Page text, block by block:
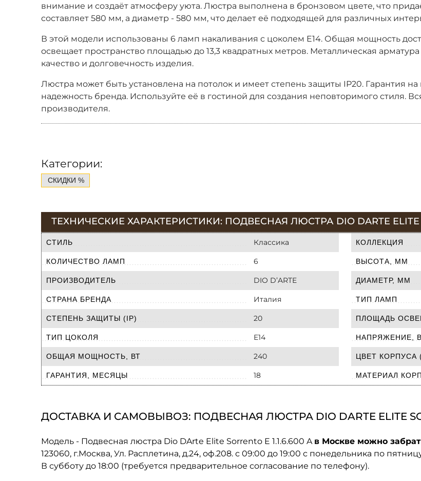
внимание и создаёт атмосферу уюта. Люстра выполнена в бронзовом цвете, что
составляет 580 мм, а диаметр - 580 мм, что делает её подходящей для различных
В этой модели использованы 6 ламп накаливания с цоколем E14. Общая мощность
освещает пространство площадью до 13,3 квадратных метров. Металлическая
качество и долговечность изделия.
Люстра может быть установлена на потолок и имеет степень защиты IP20. Гарантия на
надежность бренда. Используйте её в гостиной для создания неповторимого стиля.
производителя.
Категории:
СКИДКИ %
ТЕХНИЧЕСКИЕ ХАРАКТЕРИСТИКИ: ПОДВЕСНАЯ ЛЮСТРА DIO DARTE ELITE
СТИЛЬ Классика
КОЛИЧЕСТВО ЛАМП 6
ПРОИЗВОДИТЕЛЬ DIO D’ARTE
СТРАНА БРЕНДА Италия
СТЕПЕНЬ ЗАЩИТЫ (IP) 20
ТИП ЦОКОЛЯ E14
ОБЩАЯ МОЩНОСТЬ, ВТ 240
ГАРАНТИЯ, МЕСЯЦЫ 18
КОЛЛЕКЦИЯ
ВЫСОТА, ММ
ДИАМЕТР, ММ
ТИП ЛАМП
ПЛОЩАДЬ
НАПРЯЖЕНИЕ, В
ЦВЕТ КОРПУСА
МАТЕРИАЛ
ДОСТАВКА И САМОВЫВОЗ: ПОДВЕСНАЯ ЛЮСТРА DIO DARTE ELITE
Модель - Подвесная люстра Dio DArte Elite Sorrento E 1.1.6.600 A в Москве можно
123060, г.Москва, Ул. Расплетина, д.24, оф.208. с 09:00 до 19:00 с понедельника по
В субботу до 18:00 (требуется предварительное согласование по телефону).